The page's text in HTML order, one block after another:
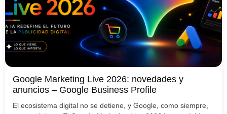
Google Marketing Live 2026: novedades y
anuncios – Google Business Profile
El ecosistema digital no se detiene, y Google, como siempre,